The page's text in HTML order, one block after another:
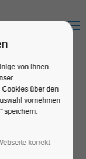
Menu
von ihnen
über den
vornehmen
speichern.
korrekt